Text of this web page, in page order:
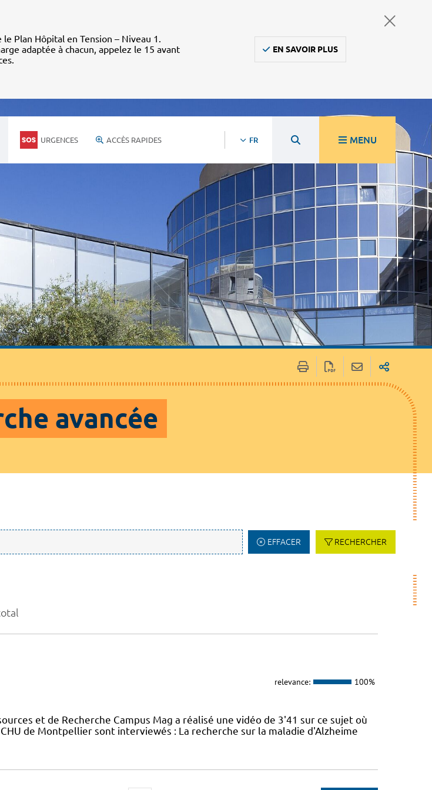
Plan Hôpital en Tension – Niveau 1.
adaptée à chacun, appelez le 15 avant
EN SAVOIR PLUS
URGENCES ACCÈS RAPIDES FR MENU
avancée
EFFACER RECHERCHER
relevance: 100%
et de Recherche Campus Mag a réalisé une vidéo de 3'41 sur ce sujet où
de Montpellier sont interviewés : La recherche sur la maladie d'Alzheime